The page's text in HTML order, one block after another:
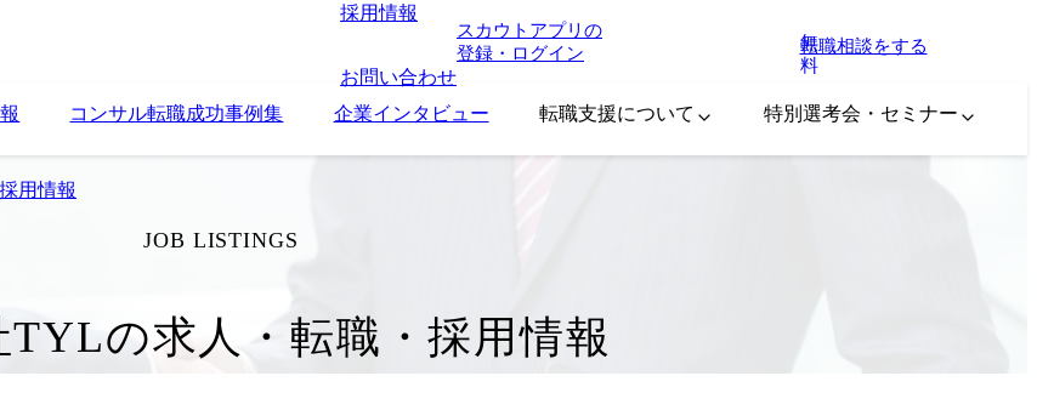
採用情報
お問い合わせ
スカウトアプリの
登録・ログイン
無
料
転職相談をする
コンサル転職成功事例集 企業インタビュー 転職支援について 特別選考会・セミナー
用情報
JOB LISTINGS
TYLの求人・転職・採用情報